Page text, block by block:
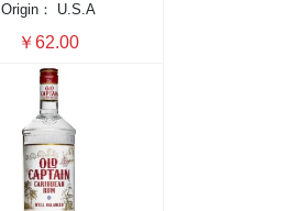
Origin：
U.S.A
￥62.00